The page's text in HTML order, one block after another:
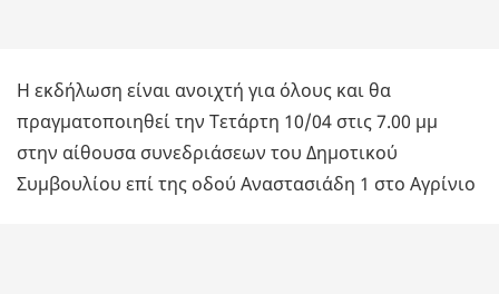
Η εκδήλωση είναι ανοιχτή για όλους και θα
πραγματοποιηθεί την Τετάρτη 10/04 στις 7.00 μμ
στην αίθουσα συνεδριάσεων του Δημοτικού
Συμβουλίου επί της οδού Αναστασιάδη 1 στο Αγρίνιο